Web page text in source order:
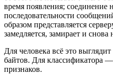
время появления; соединение
последовательности
образом представляется
замедляется, замирает и
Для человека всё это
байтов. Для классификатора
признаков.